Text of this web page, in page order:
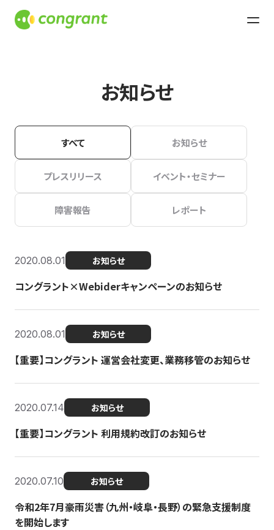
お知らせ
すべて お知らせ
プレスリリース イベント・セミナー
障害報告 レポート
2020.08.01 お知らせ
コングラント×Webiderキャンペーンのお知らせ
2020.08.01 お知らせ
【重要】コングラント 運営会社変更、業務移管のお知らせ
2020.07.14 お知らせ
【重要】コングラント 利用規約改訂のお知らせ
2020.07.10 お知らせ
令和2年7月豪雨災害（九州・岐阜・長野）の緊急支援制度
を開始します